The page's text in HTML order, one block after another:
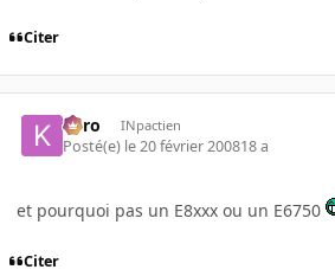
Citer
kyro INpactien
Posté(e) le 20 février 200818 a
et pourquoi pas un E8xxx ou un E6750
Citer